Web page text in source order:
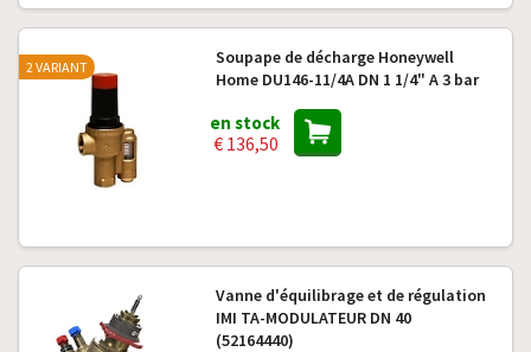
Soupape de décharge Honeywell
Home DU146-11/4A DN 1 1/4" A 3 bar
en stock
€ 136,50
2 VARIANT
Vanne d'équilibrage et de régulation
IMI TA-MODULATEUR DN 40
(52164440)